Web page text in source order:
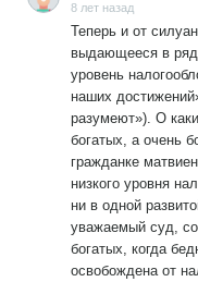
8 лет назад
Теперь и от
выдающееся в
уровень
наших
разумеют»). О
богатых, а очень
гражданке
низкого уровня
ни в одной
уважаемый суд,
богатых, когда
освобождена от